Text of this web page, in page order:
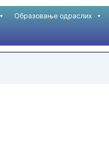
Образовање одраслих